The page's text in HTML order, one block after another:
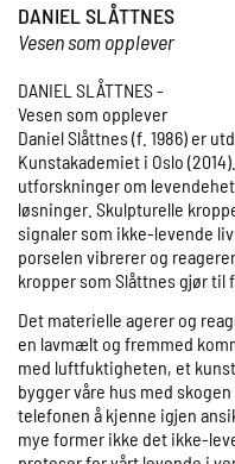
DANIEL SLÅTTNES
Vesen som opplever
DANIEL SLÅTTNES -
Vesen som opplever
Daniel Slåttnes (f. 1986) er
Kunstakademiet i Oslo
utforskninger om
løsninger. Skulpturelle
signaler som ikke-levende
porselen vibrerer og
kropper som Slåttnes gjør til
Det materielle agerer og
en lavmælt og fremmed
med luftfuktigheten, et
bygger våre hus med
telefonen å kjenne igjen
mye former ikke det ikke-